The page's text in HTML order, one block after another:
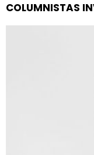
COLUMNISTAS